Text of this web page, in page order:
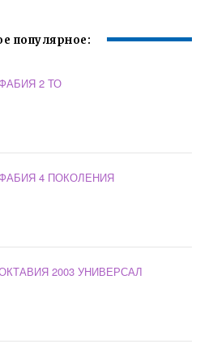
популярное:
2 ТО
4 ПОКОЛЕНИЯ
2003 УНИВЕРСАЛ